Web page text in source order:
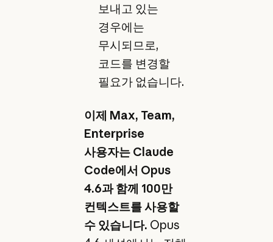
보내고 있는
경우에는
무시되므로,
코드를 변경할
필요가 없습니다.
이제 Max, Team,
Enterprise
사용자는 Claude
Code에서 Opus
4.6과 함께 100만
컨텍스트를 사용할
수 있습니다. Opus